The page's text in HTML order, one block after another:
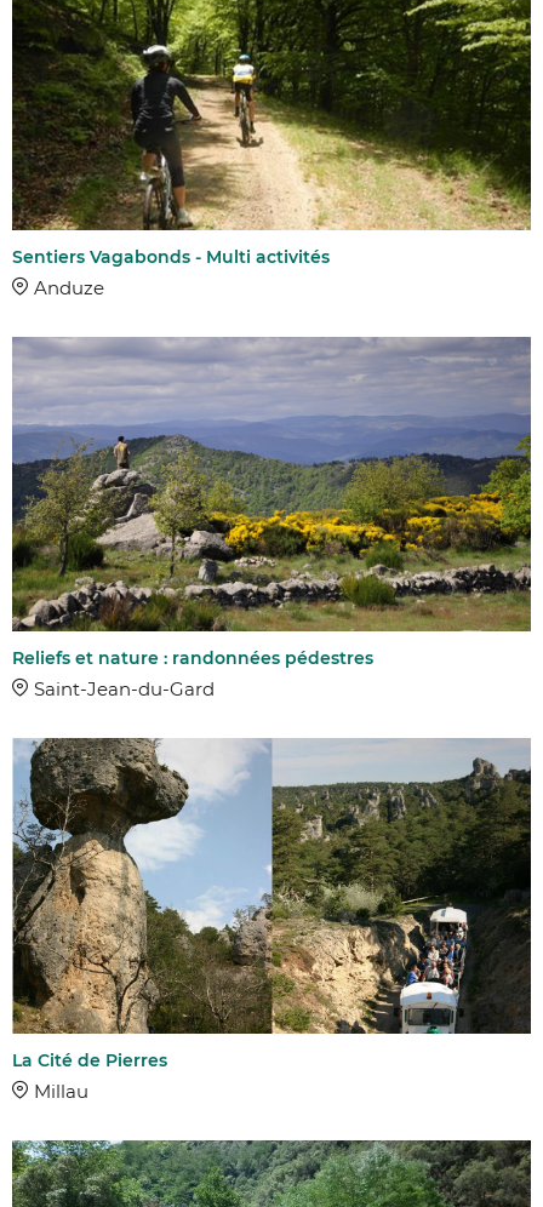
Sentiers Vagabonds - Multi activités
Anduze
Reliefs et nature : randonnées pédestres
Saint-Jean-du-Gard
La Cité de Pierres
Millau